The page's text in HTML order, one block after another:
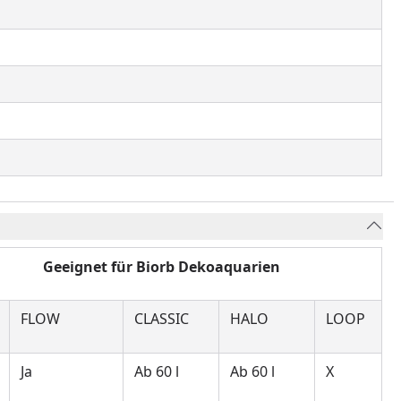
Dekoaquarien
FLOW CLASSIC HALO LOOP
Ja Ab 60 l Ab 60 l X